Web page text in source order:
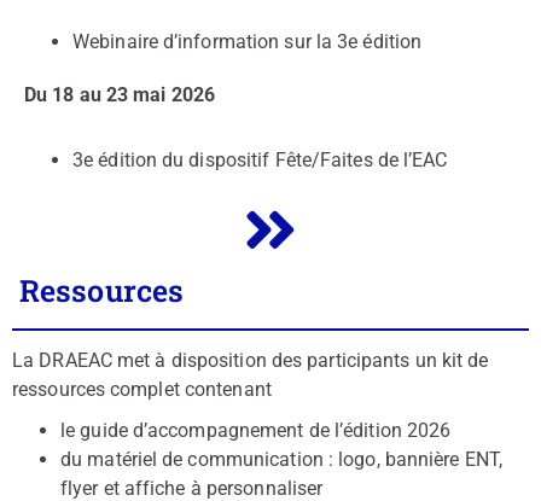
Webinaire d’information sur la 3e édition
Du 18 au 23 mai 2026
3e édition du dispositif Fête/Faites de l’EAC
Ressources
La DRAEAC met à disposition des participants un kit de
ressources complet contenant
le guide d’accompagnement de l’édition 2026
du matériel de communication : logo, bannière ENT,
flyer et affiche à personnaliser